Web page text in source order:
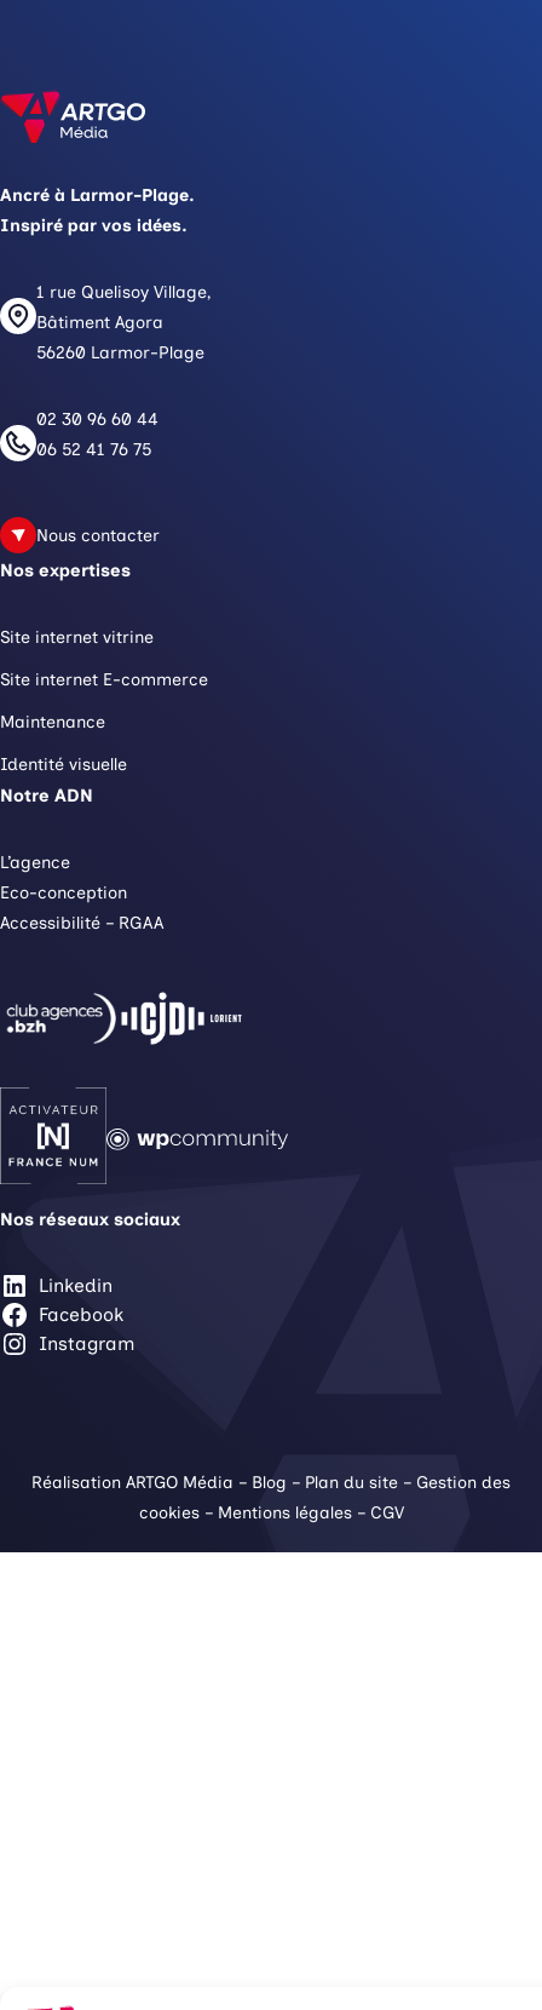
Ancré à Larmor-Plage.
Inspiré par vos idées.
1 rue Quelisoy Village,
Bâtiment Agora
56260 Larmor-Plage
02 30 96 60 44
06 52 41 76 75
Nous contacter
Nos expertises
Site internet vitrine
Site internet E-commerce
Maintenance
Identité visuelle
Notre ADN
L’agence
Eco-conception
Accessibilité – RGAA
Nos réseaux sociaux
Linkedin
Facebook
Instagram
Réalisation ARTGO Média – Blog – Plan du site – Gestion des
cookies– Mentions légales– CGV